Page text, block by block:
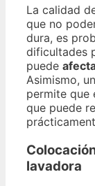
La calidad
que no
dura, es
dificultades
puede
Asimismo,
permite que
que puede
lavadora